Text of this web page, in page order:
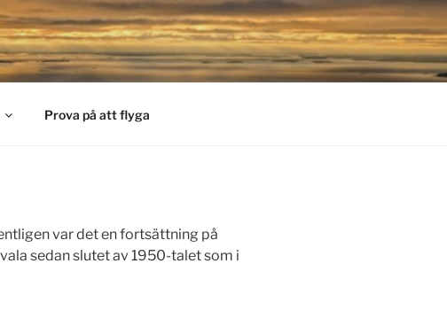
Prova på att flyga
var det en fortsättning på
sedan slutet av 1950-talet som i